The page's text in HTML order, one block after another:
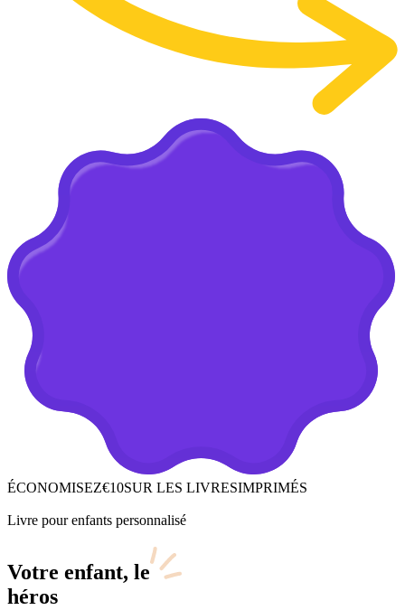
ÉCONOMISEZ€10SUR LES LIVRESIMPRIMÉS
Livre pour enfants personnalisé
Votre enfant, le
héros